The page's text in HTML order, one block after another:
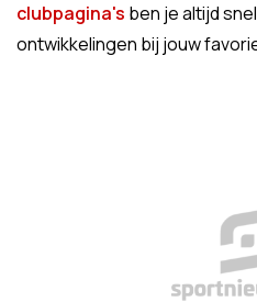
clubpagina's ben je altijd
ontwikkelingen bij jouw